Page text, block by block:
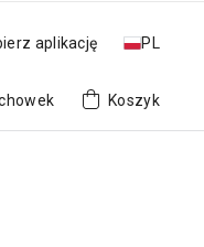
aplikację PL
Koszyk